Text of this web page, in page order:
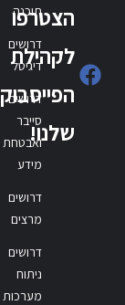
הצטרפו
לקהילת
הפייסבוק
שלנו!
תוכנה
דרושים
דיגיטל
דרושים
סייבר
ואבטחת
מידע
דרושים
מרצים
דרושים
ניתוח
מערכות